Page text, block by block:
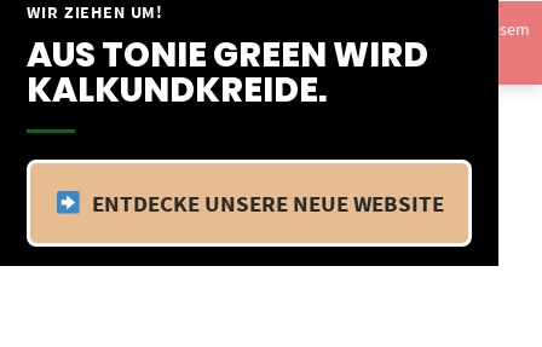
WIR ZIEHEN UM!
AUS TONIE GREEN WIRD
KALKUNDKREIDE.
ENTDECKE UNSERE NEUE WEBSITE
Springe
Inhalt
Vom 09.04.25 - 20.04.25 befinden wir uns im Betriebsurlaub. In diesem
Zeitraum findet kein Versand statt.Ausblenden